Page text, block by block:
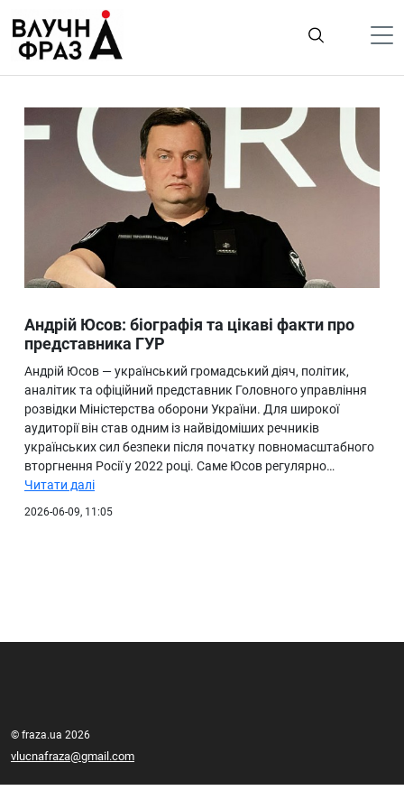
содержимому
Гроші
Життя
ТехноНаука
Людина
Ukraine
Про нас
Андрій Юсов: біографія та цікаві факти про
представника ГУР
Андрій Юсов — український громадський діяч, політик,
аналітик та офіційний представник Головного управління
розвідки Міністерства оборони України. Для широкої
аудиторії він став одним із найвідоміших речників
українських сил безпеки після початку повномасштабного
вторгнення Росії у 2022 році. Саме Юсов регулярно…
Читати далі
2026-06-09, 11:05
© fraza.ua 2026
vlucnafraza@gmail.com